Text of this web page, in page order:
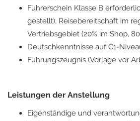
Führerschein Klasse B
gestellt), Reisebereitschaft im
Vertriebsgebiet (20% im Shop,
Deutschkenntnisse auf C1-
Führungszeugnis (Vorlage vor
Leistungen der Anstellung
Eigenständige und